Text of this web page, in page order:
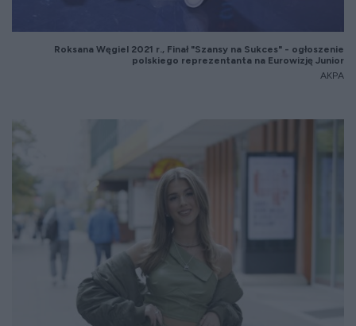
Roksana Węgiel 2021 r., Finał "Szansy na Sukces" - ogłoszenie
polskiego reprezentanta na Eurowizję Junior
AKPA